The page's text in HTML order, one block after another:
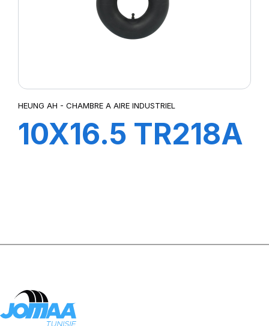
HEUNG AH - CHAMBRE A AIRE INDUSTRIEL
10X16.5 TR218A